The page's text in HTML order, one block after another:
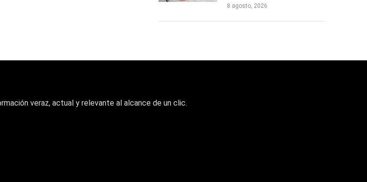
8 agosto, 2026
veraz, actual y relevante al alcance de un clic.